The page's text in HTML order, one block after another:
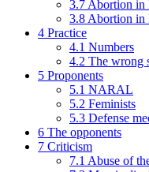
3.7 Abortion in
3.8 Abortion in
4 Practice
4.1 Numbers
4.2 The wrong
5 Proponents
5.1 NARAL
5.2 Feminists
5.3 Defense
6 The opponents
7 Criticism
7.1 Abuse of